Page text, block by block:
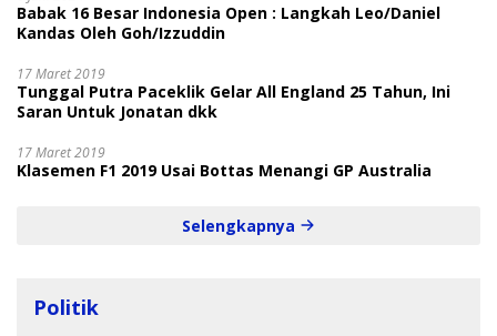
Babak 16 Besar Indonesia Open : Langkah Leo/Daniel
Kandas Oleh Goh/Izzuddin
17 Maret 2019
Tunggal Putra Paceklik Gelar All England 25 Tahun, Ini
Saran Untuk Jonatan dkk
17 Maret 2019
Klasemen F1 2019 Usai Bottas Menangi GP Australia
Selengkapnya
Politik